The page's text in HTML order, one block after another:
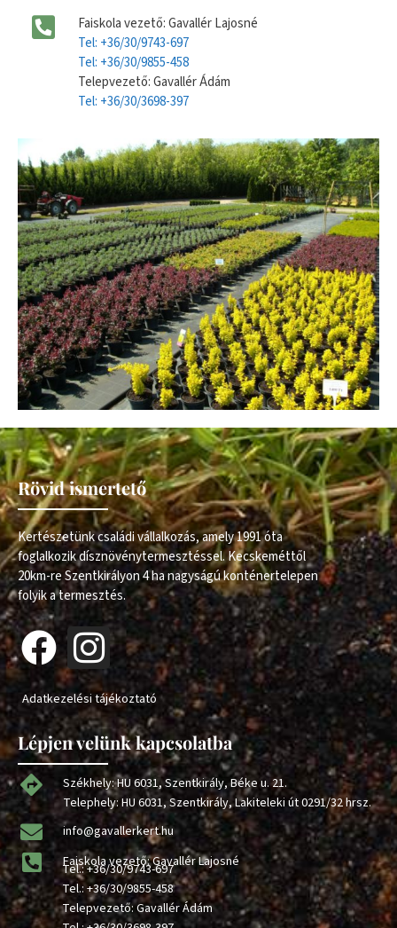
Faiskola vezető: Gavallér Lajosné
Tel: +36/30/9743-697
Tel: +36/30/9855-458
Telepvezető: Gavallér Ádám
Tel: +36/30/3698-397
Rövid ismertető
Kertészetünk családi vállalkozás, amely 1991 óta
foglalkozik dísznövénytermesztéssel. Kecskeméttől
20km-re Szentkirályon 4 ha nagyságú konténertelepen
folyik a termesztés.
Adatkezelési tájékoztató
Lépjen velünk kapcsolatba
Székhely: HU 6031, Szentkirály, Béke u. 21.
Telephely: HU 6031, Szentkirály, Lakiteleki út 0291/32 hrsz.
info@gavallerkert.hu
Faiskola vezető: Gavallér Lajosné
Tel.:+36/30/9743-697
Tel.:+36/30/9855-458
Telepvezető: Gavallér Ádám